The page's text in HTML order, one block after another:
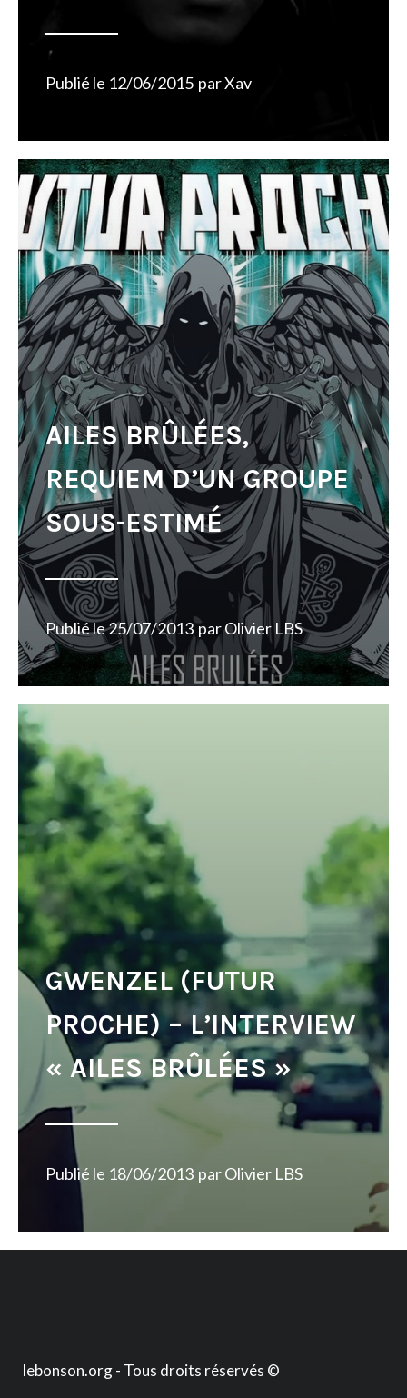
Publié le 12/06/2015 parXav
AILES BRÛLÉES,
REQUIEM D’UN GROUPE
SOUS-ESTIMÉ
Publié le25/07/2013 parOlivier LBS
GWENZEL (FUTUR
PROCHE) – L’INTERVIEW
« AILES BRÛLÉES »
Publié le 18/06/2013 parOlivier LBS
lebonson.org - Tous droits réservés ©